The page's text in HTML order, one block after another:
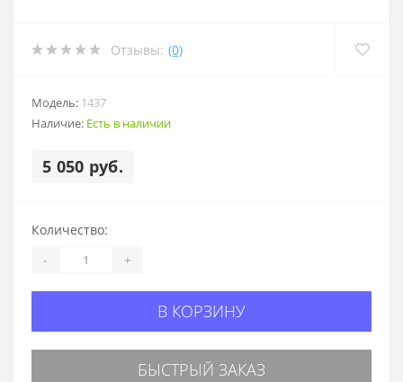
Отзывы: (0)
Модель: 1437
Наличие: Есть в наличии
5 050 руб.
Количество:
- +
В КОРЗИНУ
БЫСТРЫЙ ЗАКАЗ